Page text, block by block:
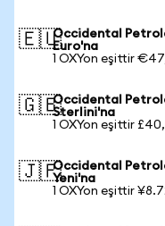
🇪🇺Occidental
Euro'na
1 OXYon eşittir
🇬🇧Occidental
Sterlini'na
1 OXYon eşittir
🇯🇵Occidental
Yeni'na
1 OXYon eşittir